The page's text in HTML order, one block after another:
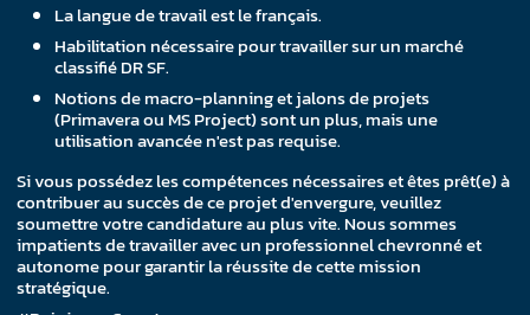
La langue de travail est le français.
Habilitation nécessaire pour travailler sur un marché
classifié DR SF.
Notions de macro-planning et jalons de projets
(Primavera ou MS Project) sont un plus, mais une
utilisation avancée n'est pas requise.
Si vous possédez les compétences nécessaires et êtes prêt(e) à
contribuer au succès de ce projet d'envergure, veuillez
soumettre votre candidature au plus vite. Nous sommes
impatients de travailler avec un professionnel chevronné et
autonome pour garantir la réussite de cette mission
stratégique.